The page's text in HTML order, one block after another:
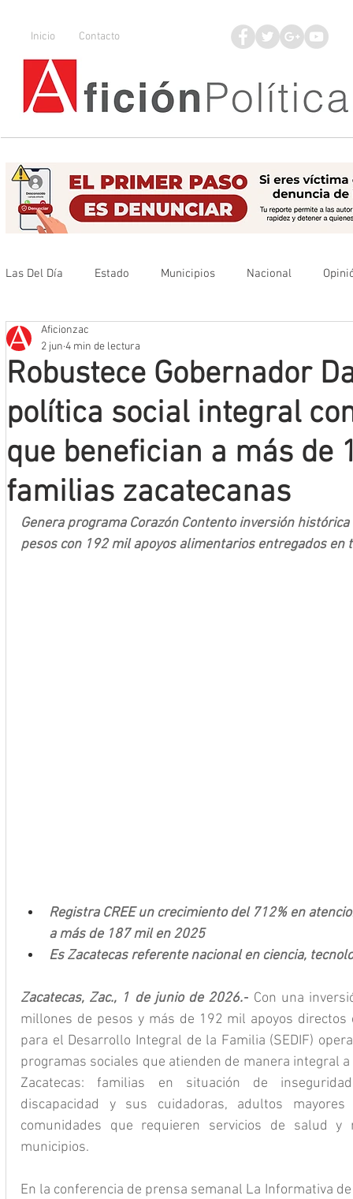
Inicio Contacto
Las Del Día Estado Municipios Nacional
Que no se olvide
Mineros LNBP
Robustece Gobernador
política social integral
que benefician a más de
familias zacatecanas
Aficionzac
2 jun 4 min de lectura
Genera programa Corazón Contento inversión
pesos con 192 mil apoyos alimentarios entregados en
Registra CREE un crecimiento del 712% en
a más de 187 mil en 2025
Es Zacatecas referente nacional en ciencia,
Zacatecas, Zac., 1 de junio de 2026.- Con una
millones de pesos y más de 192 mil apoyos
para el Desarrollo Integral de la Familia (SEDIF)
programas sociales que atienden de manera integral
Zacatecas: familias en situación de
discapacidad y sus cuidadoras, adultos
comunidades que requieren servicios de salud y
municipios.
En la conferencia de prensa semanal La Informativa